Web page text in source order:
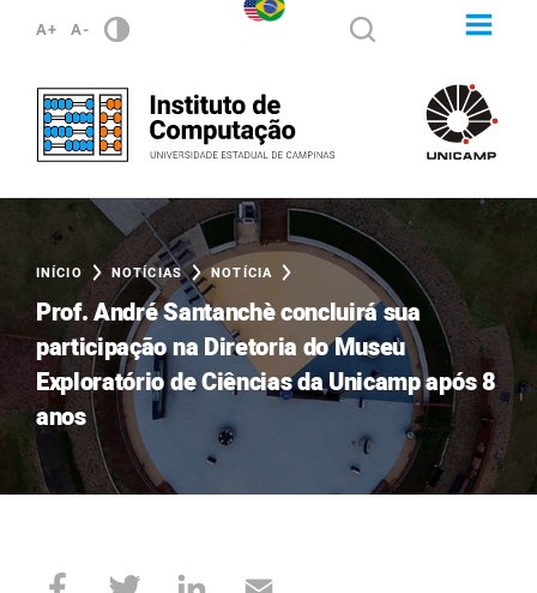
A+ A-
INÍCIO NOTÍCIAS NOTÍCIA
Prof. André Santanchè concluirá sua
participação na Diretoria do Museu
Exploratório de Ciências da Unicamp após 8
anos